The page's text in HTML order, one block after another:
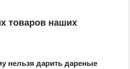
товаров наших
нельзя дарить дареные